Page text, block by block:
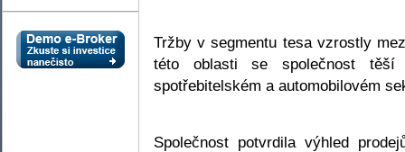
Tržby v segmentu tesa vzrostly
této oblasti se společnost
spotřebitelském a automobilovém
Společnost potvrdila výhled